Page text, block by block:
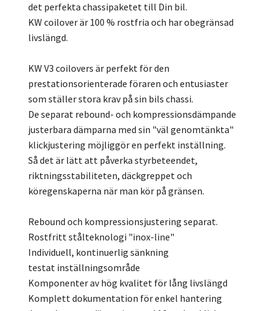
det perfekta chassipaketet till Din bil.
KW coilover är 100 % rostfria och har obegränsad
livslängd.
KW V3 coilovers är perfekt för den
prestationsorienterade föraren och entusiaster
som ställer stora krav på sin bils chassi.
De separat rebound- och kompressionsdämpande
justerbara dämparna med sin "väl genomtänkta"
klickjustering möjliggör en perfekt inställning.
Så det är lätt att påverka styrbeteendet,
riktningsstabiliteten, däckgreppet och
köregenskaperna när man kör på gränsen.
Rebound och kompressionsjustering separat.
Rostfritt stålteknologi "inox-line"
Individuell, kontinuerlig sänkning
testat inställningsområde
Komponenter av hög kvalitet för lång livslängd
Komplett dokumentation för enkel hantering